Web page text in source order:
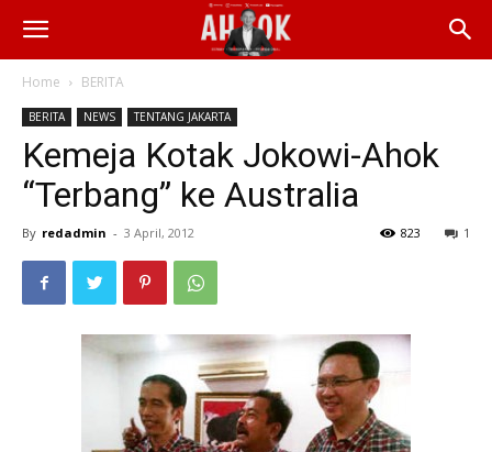
Home BERITA
BERITA NEWS TENTANG JAKARTA
Kemeja Kotak Jokowi-Ahok
“Terbang” ke Australia
By redadmin - 3 April, 2012 1
823